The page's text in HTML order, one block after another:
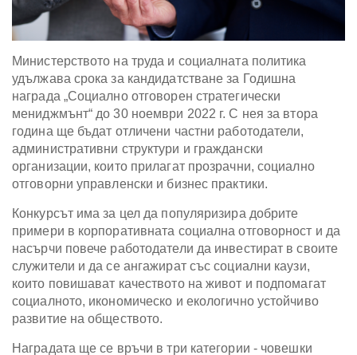
Министерството на труда и социалната политика
удължава срока за кандидатстване за Годишна
награда „Социално отговорен стратегически
мениджмънт“ до 30 ноември 2022 г. С нея за втора
година ще бъдат отличени частни работодатели,
административни структури и граждански
организации, които прилагат прозрачни, социално
отговорни управленски и бизнес практики.
Конкурсът има за цел да популяризира добрите
примери в корпоративната социална отговорност и да
насърчи повече работодатели да инвестират в своите
служители и да се ангажират със социални каузи,
които повишават качеството на живот и подпомагат
социалното, икономическо и екологично устойчиво
развитие на обществото.
Наградата ще се връчи в три категории - човешки